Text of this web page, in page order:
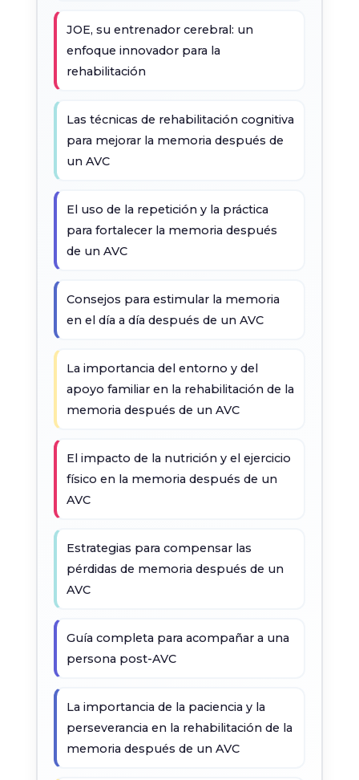
JOE, su entrenador cerebral: un
enfoque innovador para la
rehabilitación
Las técnicas de rehabilitación cognitiva
para mejorar la memoria después de
un AVC
El uso de la repetición y la práctica
para fortalecer la memoria después
de un AVC
Consejos para estimular la memoria
en el día a día después de un AVC
La importancia del entorno y del
apoyo familiar en la rehabilitación de la
memoria después de un AVC
El impacto de la nutrición y el ejercicio
físico en la memoria después de un
AVC
Estrategias para compensar las
pérdidas de memoria después de un
AVC
Guía completa para acompañar a una
persona post-AVC
La importancia de la paciencia y la
perseverancia en la rehabilitación de la
memoria después de un AVC